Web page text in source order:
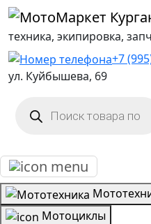
техника, экипировка,
+7
ул. Куйбышева, 69
товаров
Мотоциклы